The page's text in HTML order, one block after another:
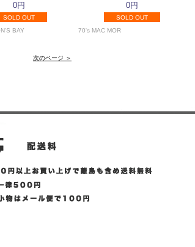
0円
SOLD OUT
BAY
0円
SOLD OUT
70's MAC MOR
次のページ ＞